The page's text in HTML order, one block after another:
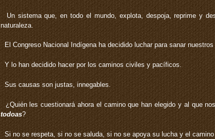
Un sistema que, en todo el mundo, explota, despoja, reprime y
naturaleza.
El Congreso Nacional Indígena ha decidido luchar para sanar
Y lo han decidido hacer por los caminos civiles y pacíficos.
Sus causas son justas, innegables.
¿Quién les cuestionará ahora el camino que han elegido y al que
todoas?
Si no se respeta, si no se saluda, si no se apoya su lucha y el